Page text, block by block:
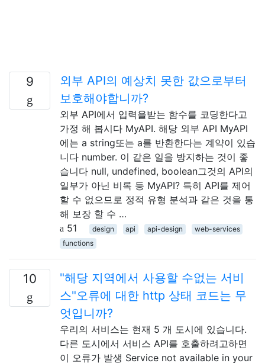
9
외부 API의 예상치 못한 값으로부터
보호해야합니까?
외부 API에서 입력을받는 함수를 코딩한다고
가정 해 봅시다 MyAPI. 해당 외부 API MyAPI
에는 a string또는 a를 반환한다는 계약이 있습
니다 number. 이 같은 일을 방지하는 것이 좋
습니다 null, undefined, boolean그것의 API의
일부가 아닌 비록 등 MyAPI? 특히 API를 제어
할 수 없으므로 정적 유형 분석과 같은 것을 통
해 보장 할 수 …
51
design api api-design
web-services
functions
10
"해당 지역에서 사용할 수없는 서비
스"오류에 대한 http 상태 코드는 무
엇입니까?
우리의 서비스는 현재 5 개 도시에 있습니다.
다른 도시에서 서비스 API를 호출하려고하면
이 오류가 발생 Service not available in your